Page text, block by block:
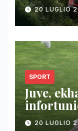
20 LUGLIO
SPORT
Juve,
20 LUGLIO